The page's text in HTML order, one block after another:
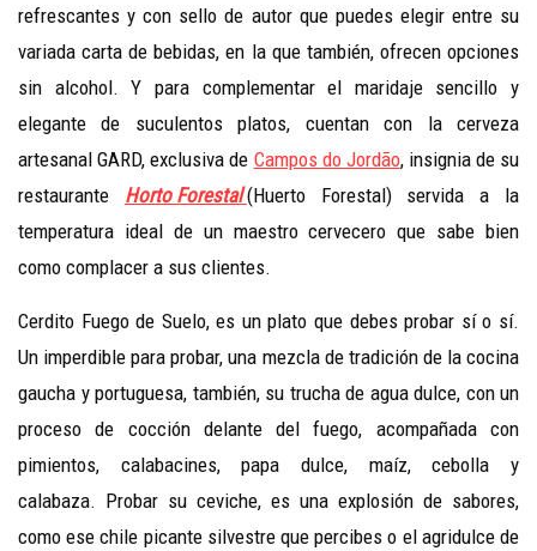
refrescantes y con sello de autor que puedes elegir entre su
variada carta de bebidas, en la que también, ofrecen opciones
sin alcohol. Y para complementar el maridaje sencillo y
elegante de suculentos platos, cuentan con la cerveza
artesanal GARD, exclusiva de Campos do Jordão, insignia de su
restaurante Horto Forestal (Huerto Forestal) servida a la
temperatura ideal de un maestro cervecero que sabe bien
como complacer a sus clientes.
Cerdito Fuego de Suelo, es un plato que debes probar sí o sí.
Un imperdible para probar, una mezcla de tradición de la cocina
gaucha y portuguesa, también, su trucha de agua dulce, con un
proceso de cocción delante del fuego, acompañada con
pimientos, calabacines, papa dulce, maíz, cebolla y
calabaza. Probar su ceviche, es una explosión de sabores,
como ese chile picante silvestre que percibes o el agridulce de